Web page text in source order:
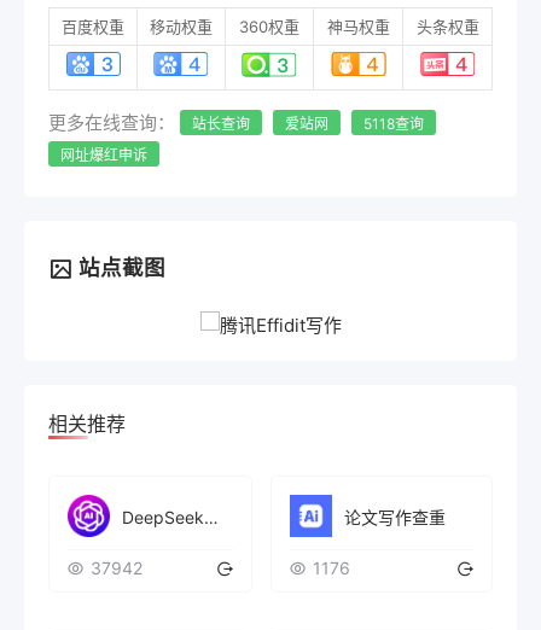
百度权重 移动权重 360权重 神马权重 头条权重
更多在线查询： 站长查询 爱站网
5118查询
网址爆红申诉
站点截图
相关推荐
DeepSeek网页版
37942
论文写作查重
1176